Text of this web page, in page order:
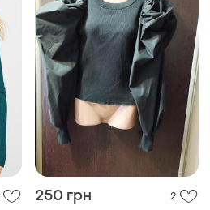
250 грн 2